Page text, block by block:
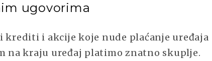
ugovorima
i akcije koje nude plaćanje uređaja
na kraju uređaj platimo znatno skuplje.